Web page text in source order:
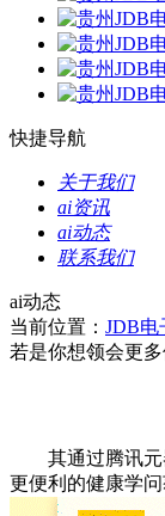
快捷导航
关于我们
ai资讯
ai动态
联系我们
ai动态
当前位置： JDB电
若是你想领会更
其通过腾讯元
更便利的健康学问